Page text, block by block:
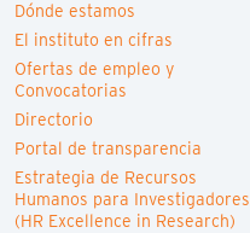
Dónde estamos
El instituto en cifras
Ofertas de empleo y
Convocatorias
Directorio
Portal de transparencia
Estrategia de Recursos
Humanos para Investigadores
(HR Excellence in Research)